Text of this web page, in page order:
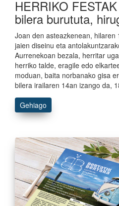
HERRIKO
bilera burututa,
Joan den asteazkenean, hilaren
jaien diseinu eta
Aurrenekoan bezala, herritar
herriko talde, eragile edo
moduan, baita norbanako gisa
bilera irailaren 14an izango da,
Gehiago